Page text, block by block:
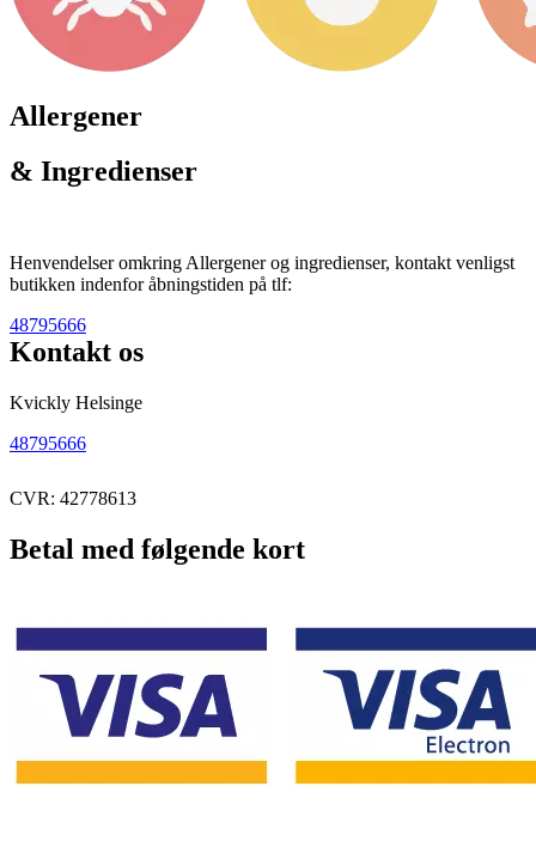
Allergener
& Ingredienser
Henvendelser omkring Allergener og ingredienser, kontakt venligst
butikken indenfor åbningstiden på tlf:
48795666
Kontakt os
Kvickly Helsinge
48795666
CVR: 42778613
Betal med følgende kort